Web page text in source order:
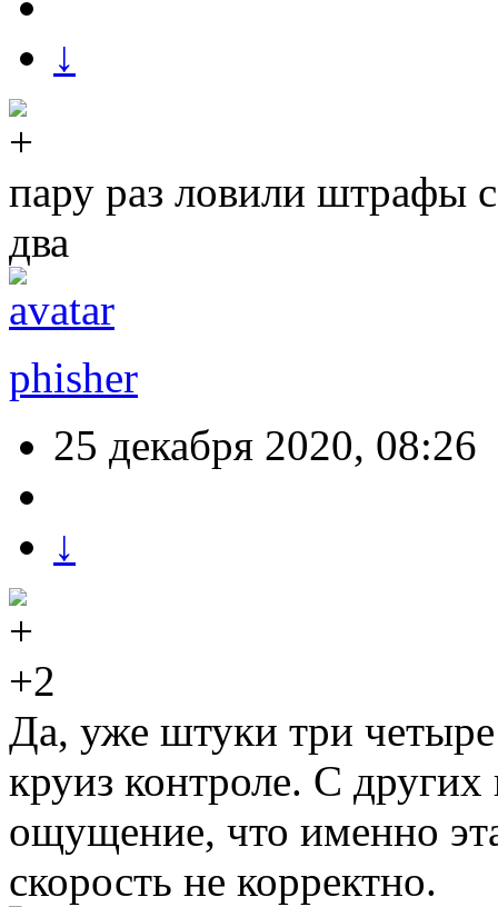
↓
пару раз ловили штрафы
два
phisher
25 декабря 2020, 08:26
↓
+2
Да, уже штуки три
круиз контроле. С
ощущение, что именно
скорость не корректно.